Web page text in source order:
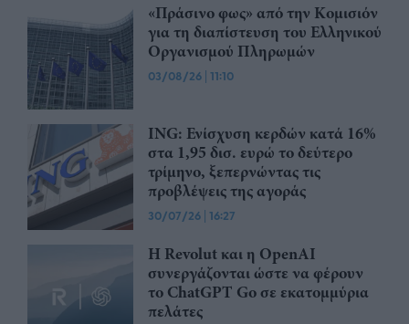
«Πράσινο φως» από την Κομισιόν
για τη διαπίστευση του Ελληνικού
Οργανισμού Πληρωμών
03/08/26 | 11:10
ING: Ενίσχυση κερδών κατά 16%
στα 1,95 δισ. ευρώ το δεύτερο
τρίμηνο, ξεπερνώντας τις
προβλέψεις της αγοράς
30/07/26 | 16:27
Η Revolut και η OpenAI
συνεργάζονται ώστε να φέρουν
το ChatGPT Go σε εκατομμύρια
πελάτες